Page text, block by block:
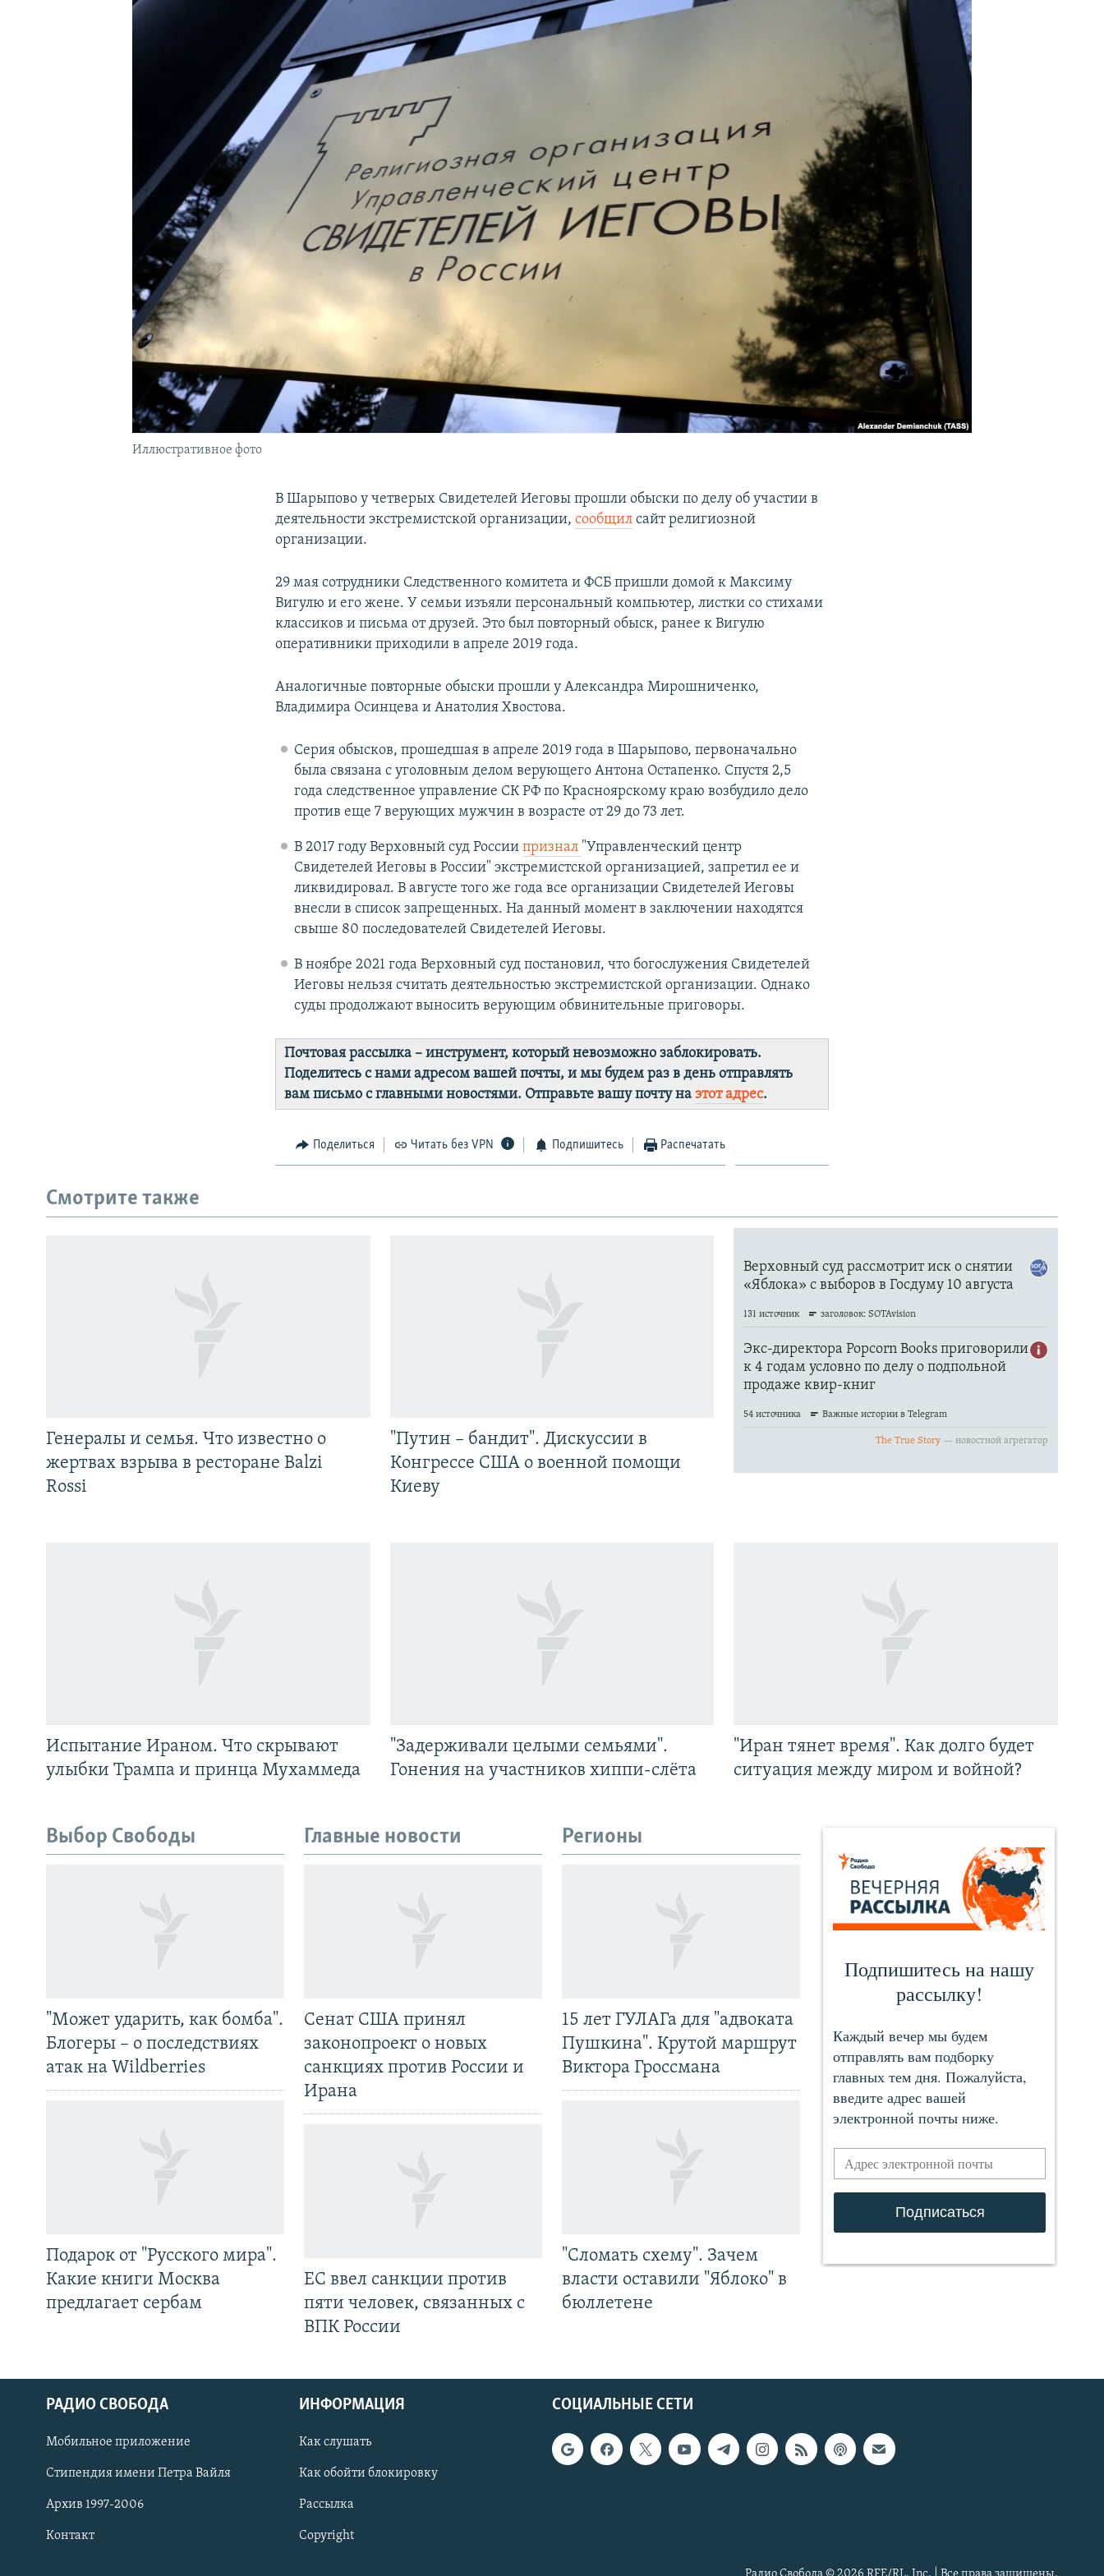
СОЦИАЛЬНЫЕ СЕТИ
Иллюстративное фото
В Шарыпово у четверых Свидетелей Иеговы прошли обыски по делу об участии в
деятельности экстремистской организации,сообщил сайт религиозной
организации.
29 мая сотрудники Следственного комитета и ФСБ пришли домой к Максиму
Вигулю и его жене. У семьи изъяли персональный компьютер, листки со стихами
классиков и письма от друзей. Это был повторный обыск, ранее к Вигулю
оперативники приходили в апреле 2019 года.
Аналогичные повторные обыски прошли у Александра Мирошниченко,
Владимира Осинцева и Анатолия Хвостова.
Серия обысков, прошедшая в апреле 2019 года в Шарыпово, первоначально
была связана с уголовным делом верующего Антона Остапенко. Спустя 2,5
года следственное управление СК РФ по Красноярскому краю возбудило дело
против еще 7 верующих мужчин в возрасте от 29 до 73 лет.
В 2017 году Верховный суд России признал "Управленческий центр
Свидетелей Иеговы в России" экстремистской организацией, запретил ее и
ликвидировал. В августе того же года все организации Свидетелей Иеговы
внесли в список запрещенных. На данный момент в заключении находятся
свыше 80 последователей Свидетелей Иеговы.
В ноябре 2021 года Верховный суд постановил, что богослужения Свидетелей
Иеговы нельзя считать деятельностью экстремистской организации. Однако
суды продолжают выносить верующим обвинительные приговоры.
Почтовая рассылка – инструмент, который невозможно заблокировать.
Поделитесь с нами адресом вашей почты, и мы будем раз в день отправлять
вам письмо с главными новостями. Отправьте вашу почту наэтот адрес.
Поделиться Читать без VPN Подпишитесь Распечатать
Смотрите также
Генералы и семья. Что известно о
жертвах взрыва в ресторане Balzi
Rossi
"Путин – бандит". Дискуссии в
Конгрессе США о военной помощи
Киеву
Испытание Ираном. Что скрывают
улыбки Трампа и принца Мухаммеда
"Задерживали целыми семьями".
Гонения на участников хиппи-слёта
"Иран тянет время". Как долго будет
ситуация между миром и войной?
Выбор Свободы
"Может ударить, как бомба".
Блогеры – о последствиях
атак на Wildberries
Подарок от "Русского мира".
Какие книги Москва
предлагает сербам
Главные новости
Сенат США принял
законопроект о новых
санкциях против России и
Ирана
ЕС ввел санкции против
пяти человек, связанных с
ВПК России
Регионы
15 лет ГУЛАГа для "адвоката
Пушкина". Крутой маршрут
Виктора Гроссмана
"Сломать схему". Зачем
власти оставили "Яблоко" в
бюллетене
СОЦИАЛЬНЫЕ СЕТИ
РАДИО СВОБОДА
Мобильное приложение
Стипендия имени Петра Вайля
Архив 1997-2006
Контакт
ИНФОРМАЦИЯ
Как слушать
Как обойти блокировку
Рассылка
Copyright